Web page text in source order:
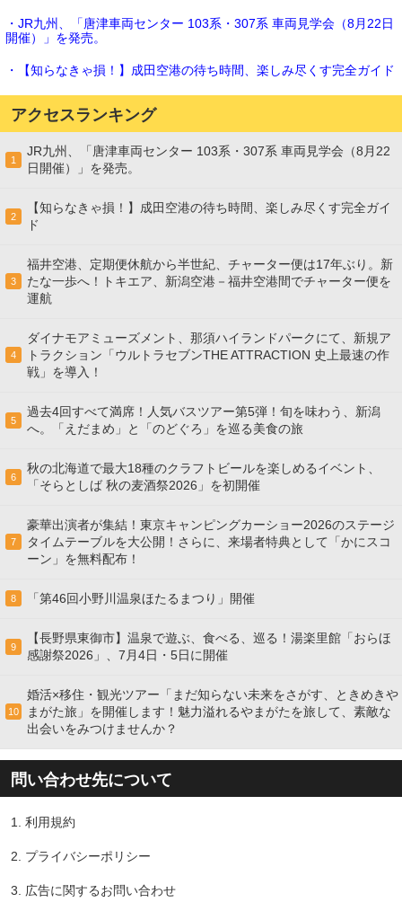
・JR九州、「唐津車両センター 103系・307系 車両見学会（8月22日
開催）」を発売。
・【知らなきゃ損！】成田空港の待ち時間、楽しみ尽くす完全ガイド
アクセスランキング
1
JR九州、「唐津車両センター 103系・307系 車両見学会（8月22
日開催）」を発売。
2
【知らなきゃ損！】成田空港の待ち時間、楽しみ尽くす完全ガイ
ド
3
福井空港、定期便休航から半世紀、チャーター便は17年ぶり。新
たな一歩へ！トキエア、新潟空港－福井空港間でチャーター便を
運航
4
ダイナモアミューズメント、那須ハイランドパークにて、新規ア
トラクション「ウルトラセブンTHE ATTRACTION 史上最速の作
戦」を導入！
5
過去4回すべて満席！人気バスツアー第5弾！旬を味わう、新潟
へ。「えだまめ」と「のどぐろ」を巡る美食の旅
6
秋の北海道で最大18種のクラフトビールを楽しめるイベント、
「そらとしば 秋の麦酒祭2026」を初開催
7
豪華出演者が集結！東京キャンピングカーショー2026のステージ
タイムテーブルを大公開！さらに、来場者特典として「かにスコ
ーン」を無料配布！
8 「第46回小野川温泉ほたるまつり」開催
9
【長野県東御市】温泉で遊ぶ、食べる、巡る！湯楽里館「おらほ
感謝祭2026」、7月4日・5日に開催
10
婚活×移住・観光ツアー「まだ知らない未来をさがす、ときめきや
まがた旅」を開催します！魅力溢れるやまがたを旅して、素敵な
出会いをみつけませんか？
問い合わせ先について
1. 利用規約
2. プライバシーポリシー
3. 広告に関するお問い合わせ